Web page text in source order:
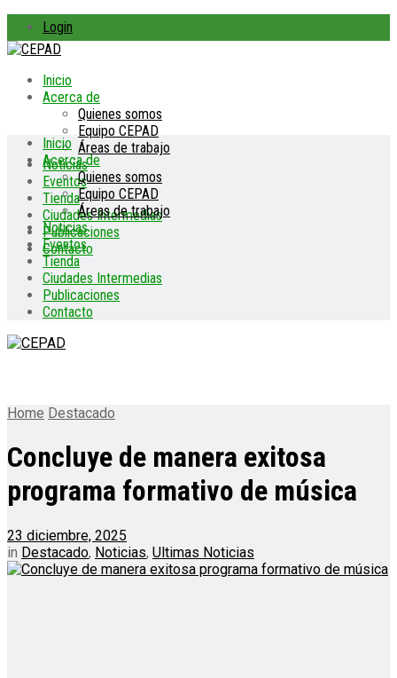
Login
Inicio
Acerca de
Quienes somos
Equipo CEPAD
Áreas de trabajo
Noticias
Eventos
Tienda
Ciudades Intermedias
Publicaciones
Contacto
Inicio
Acerca de
Quienes somos
Equipo CEPAD
Áreas de trabajo
Noticias
Eventos
Tienda
Ciudades Intermedias
Publicaciones
Contacto
Home Destacado
Concluye de manera exitosa
programa formativo de música
23 diciembre, 2025
in Destacado, Noticias, Ultimas Noticias